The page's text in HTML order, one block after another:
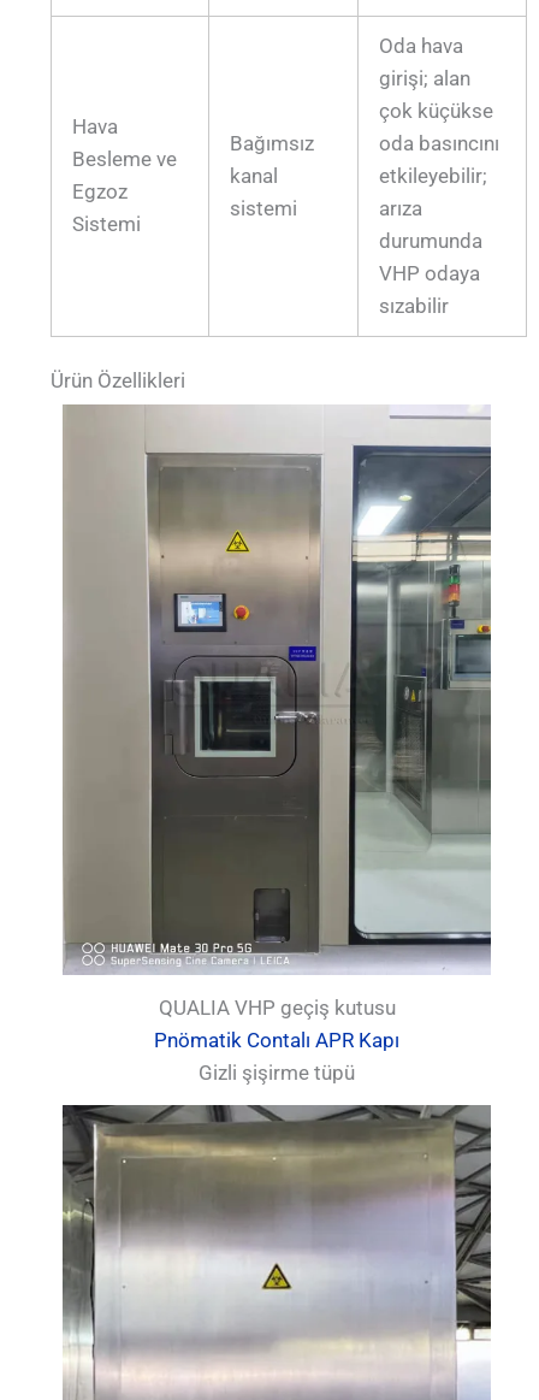
Hava
Besleme ve
Egzoz
Sistemi
Bağımsız
kanal
sistemi
Oda hava
girişi; alan
çok küçükse
oda basıncını
etkileyebilir;
arıza
durumunda
VHP odaya
sızabilir
Ürün Özellikleri
QUALIA VHP geçiş kutusu
Pnömatik Contalı APR Kapı
Gizli şişirme tüpü